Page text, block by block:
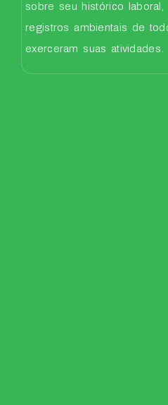
sobre seu histórico
registros ambientais de
exerceram suas atividades.